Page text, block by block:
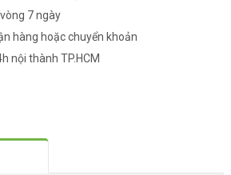
7 ngày
hàng hoặc chuyển khoản
nội thành TP.HCM